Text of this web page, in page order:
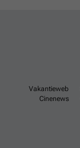
Vakantieweb
Cinenews